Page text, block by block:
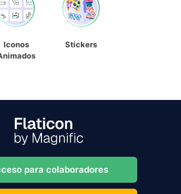
Iconos
Stickers
para colaboradores